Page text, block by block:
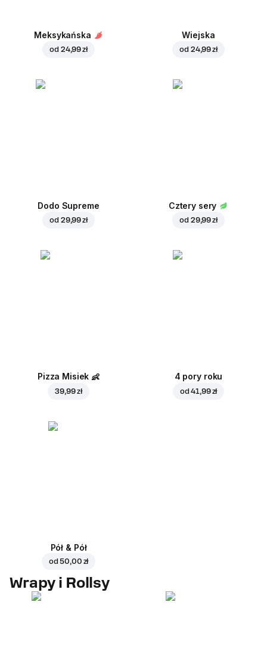
Meksykańska
od 24,99 zł
Wiejska
od 24,99 zł
Dodo Supreme
od 29,99 zł
Cztery sery
od 29,99 zł
Pizza Misiek 👶
39,99 zł
4 pory roku
od41,99 zł
Pół & Pół
od50,00 zł
Wrapy i Rollsy